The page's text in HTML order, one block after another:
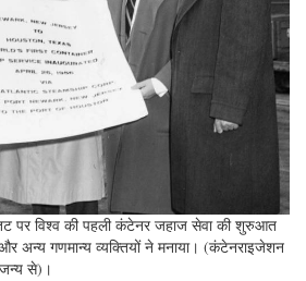
पर विश्व की पहली कंटेनर जहाज सेवा की शुरुआत
अन्य गणमान्य व्यक्तियों ने मनाया। (कंटेनराइजेशन
से)।